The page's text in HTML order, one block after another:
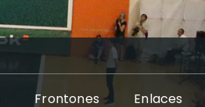
Frontones Enlaces